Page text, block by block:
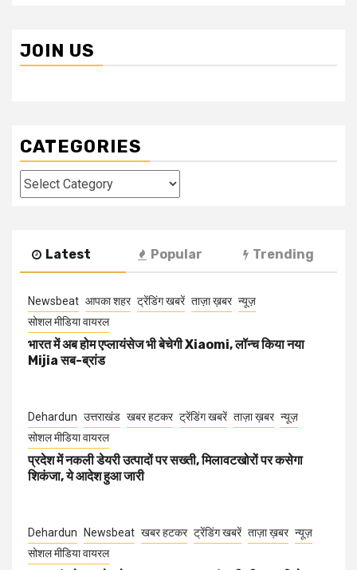
JOIN US
CATEGORIES
Categories
Latest Popular Trending
Newsbeat आपका शहर ट्रेंडिंग खबरें ताज़ा ख़बर न्यूज़
सोशल मीडिया वायरल
भारत में अब होम एप्लायंसेज भी बेचेगी Xiaomi, लॉन्च किया नया
Mijia सब-ब्रांड
Dehardun उत्तराखंड खबर हटकर ट्रेंडिंग खबरें ताज़ा ख़बर न्यूज़
सोशल मीडिया वायरल
प्रदेश में नकली डेयरी उत्पादों पर सख्ती, मिलावटखोरों पर कसेगा
शिकंजा, ये आदेश हुआ जारी
Dehardun Newsbeat खबर हटकर ट्रेंडिंग खबरें ताज़ा ख़बर न्यूज़
सोशल मीडिया वायरल